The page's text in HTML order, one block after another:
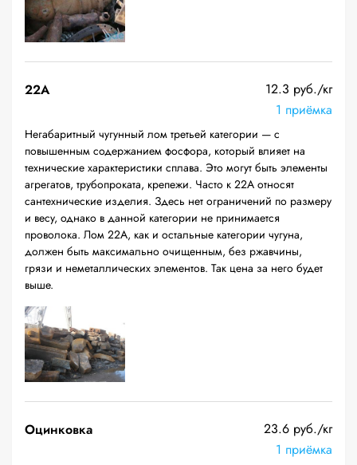
22A
12.3 руб./кг
1 приёмка
Негабаритный чугунный лом третьей категории — с
повышенным содержанием фосфора, который влияет на
технические характеристики сплава. Это могут быть элементы
агрегатов, трубопроката, крепежи. Часто к 22А относят
сантехнические изделия. Здесь нет ограничений по размеру
и весу, однако в данной категории не принимается
проволока. Лом 22А, как и остальные категории чугуна,
должен быть максимально очищенным, без ржавчины,
грязи и неметаллических элементов. Так цена за него будет
выше.
Оцинковка
23.6 руб./кг
1 приёмка